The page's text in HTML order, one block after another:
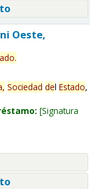
Oeste,
.
Sociedad del Estado,
Signatura